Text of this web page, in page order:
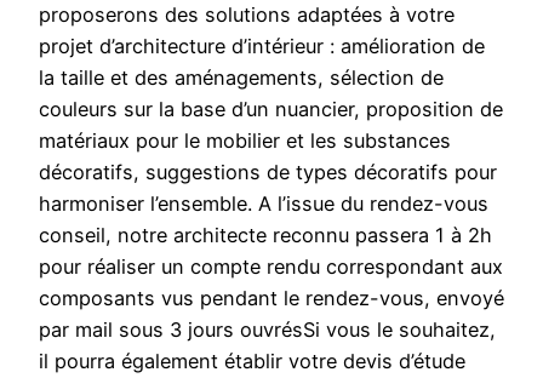
proposerons des solutions adaptées à votre
projet d’architecture d’intérieur : amélioration de
la taille et des aménagements, sélection de
couleurs sur la base d’un nuancier, proposition de
matériaux pour le mobilier et les substances
décoratifs, suggestions de types décoratifs pour
harmoniser l’ensemble. A l’issue du rendez-vous
conseil, notre architecte reconnu passera 1 à 2h
pour réaliser un compte rendu correspondant aux
composants vus pendant le rendez-vous, envoyé
par mail sous 3 jours ouvrésSi vous le souhaitez,
il pourra également établir votre devis d’étude